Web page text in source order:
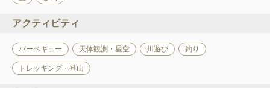
アクティビティ
バーベキュー 天体観測・星空 川遊び 釣り
トレッキング・登山